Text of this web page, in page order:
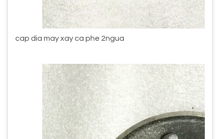
cap dia may xay ca phe 2ngua